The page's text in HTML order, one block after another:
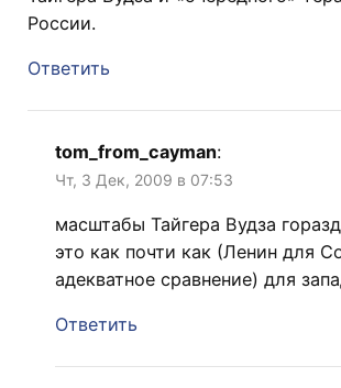
России.
Ответить
tom_from_cayman:
Чт, 3 Дек, 2009 в 07:53
масштабы Тайгера Вудза
это как почти как (Ленин для
адекватное сравнение) для
Ответить